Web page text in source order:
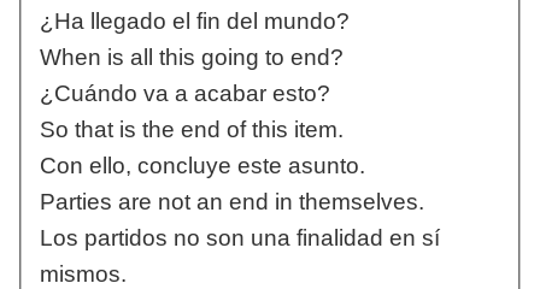
¿Ha llegado el fin del mundo?
When is all this going to end?
¿Cuándo va a acabar esto?
So that is the end of this item.
Con ello, concluye este asunto.
Parties are not an end in themselves.
Los partidos no son una finalidad en sí
mismos.